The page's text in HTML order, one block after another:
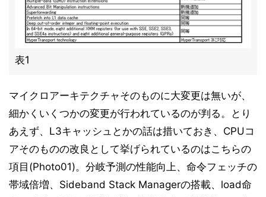
表1
マイクロアーキテクチャそのものに大変更は無いが、
細かくいくつかの変更が行われているのが判る。とり
あえず、L3キャッシュとかの話は措いておき、CPUコ
アそのものの改良として挙げられているのはこちらの
項目(Photo01)。分岐予測の性能向上、命令フェッチの
帯域倍増、Sideband Stack Managerの搭載、load命